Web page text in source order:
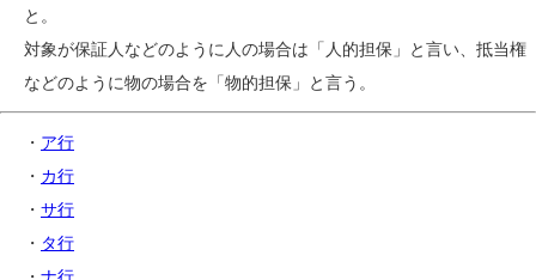
と。
対象が保証人などのように人の場合は「人的担保」と言い、抵当権
などのように物の場合を「物的担保」と言う。
・ ア行
・ カ行
・ サ行
・ タ行
・ ナ行